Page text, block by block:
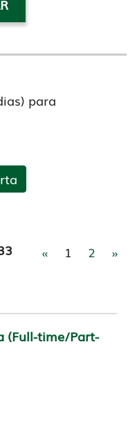
para
« 1 2
»
(Full-time/Part-